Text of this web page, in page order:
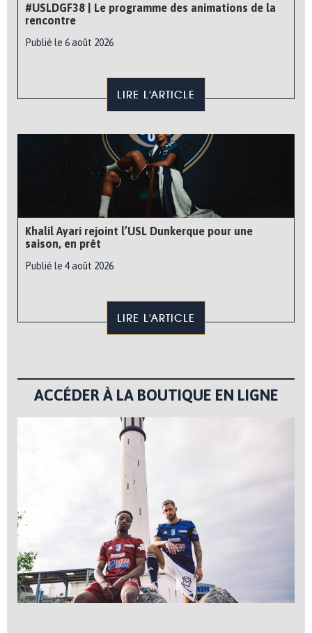
#USLDGF38 | Le programme des animations de la
rencontre
Publié le 6 août 2026
LIRE L'ARTICLE
Khalil Ayari rejoint l’USL Dunkerque pour une
saison, en prêt
Publié le 4 août 2026
LIRE L'ARTICLE
ACCÉDER À LA BOUTIQUE EN LIGNE